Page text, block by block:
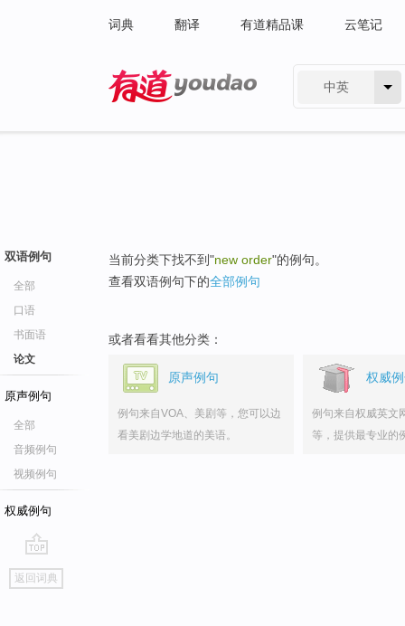
词典 翻译 有道精品课 云笔记
中英
双语例句
全部
口语
书面语
论文
原声例句
全部
音频例句
视频例句
权威例句
go
top
返回词典
当前分类下找不到"new order"的例句。
查看双语例句下的全部例句
或者看看其他分类：
原声例句
例句来自VOA、美剧等，您可以边
看美剧边学地道的美语。
权威
例句来自权威英文
等，提供最专业的